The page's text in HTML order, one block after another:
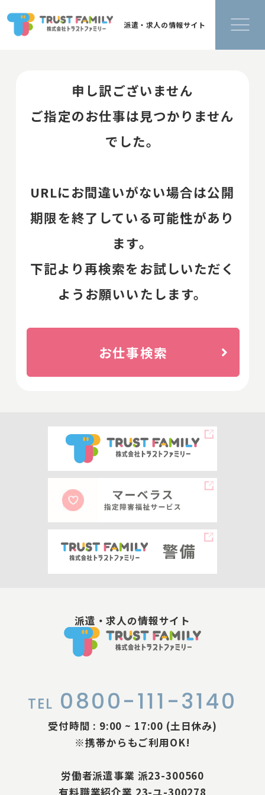
派遣・求人の情報サイト
申し訳ございません
ご指定のお仕事は見つかりません
でした。
URLにお間違いがない場合は公開
期限を終了している可能性があり
ます。
下記より再検索をお試しいただく
ようお願いいたします。
お仕事検索
派遣・求人の情報サイト
TEL 0800-111-3140
受付時間 : 9:00 ~ 17:00 (土日休み)
※携帯からもご利用OK!
労働者派遣事業 派23-300560
有料職業紹介業 23-ユ-300278